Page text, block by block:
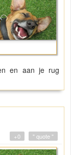
en aan je rug
" quote "
+0